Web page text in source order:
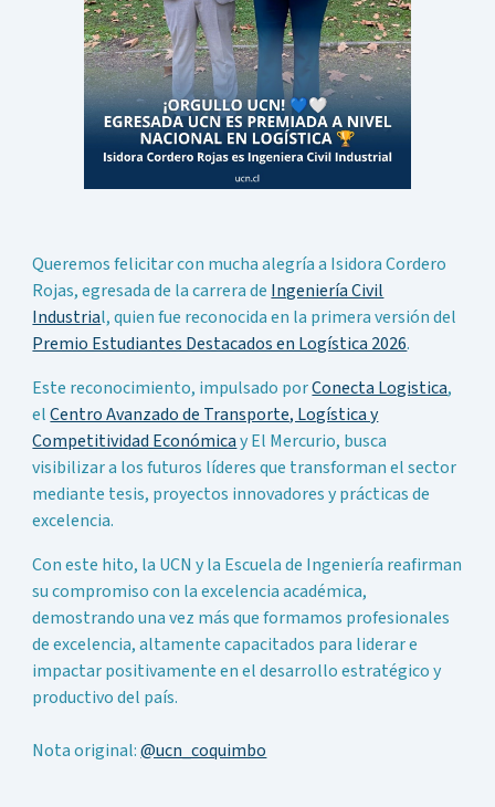
Queremos felicitar con mucha alegría a Isidora Cordero
Rojas, egresada de la carrera de Ingeniería Civil
Industrial, quien fue reconocida en la primera versión del
Premio Estudiantes Destacados en Logística 2026.
Este reconocimiento, impulsado porConecta Logistica,
elCentro Avanzado de Transporte, Logística y
Competitividad Económicay El Mercurio, busca
visibilizar a los futuros líderes que transforman el sector
mediante tesis, proyectos innovadores y prácticas de
excelencia.
Con este hito, la UCN y la Escuela de Ingeniería reafirman
su compromiso con la excelencia académica,
demostrando una vez más que formamos profesionales
de excelencia, altamente capacitados para liderar e
impactar positivamente en el desarrollo estratégico y
productivo del país.
Nota original:@ucn_coquimbo